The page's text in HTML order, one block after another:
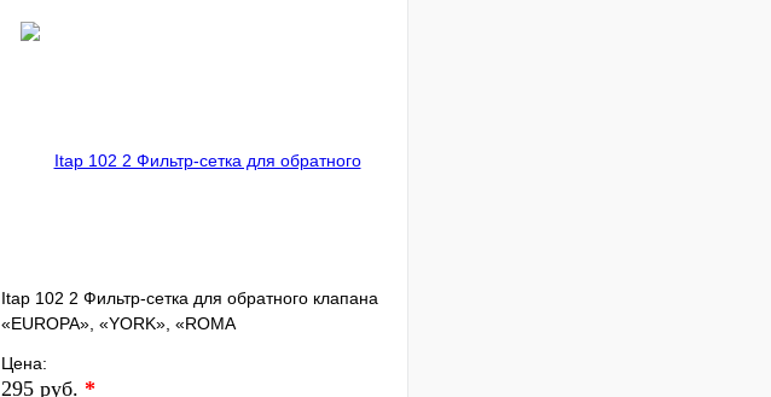
В избранное
Itap 102 2 Фильтр-сетка для обратного клапана
«EUROPA», «YORK», «ROMA
Цена:
295 руб. *